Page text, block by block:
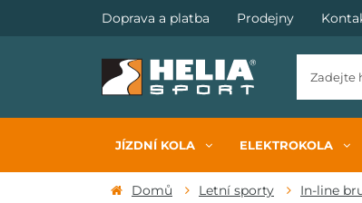
Doprava a platba Prodejny
JÍZDNÍ KOLA ELEKTROKOLA
Domů Letní sporty In-line